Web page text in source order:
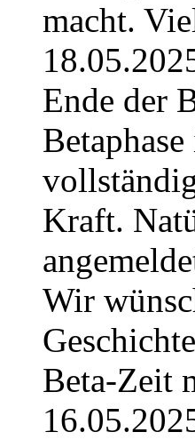
macht.
Ende der
Kraft.
Wir
Beta-Zeit